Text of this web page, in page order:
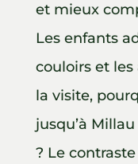
et mieux
Les enfants
couloirs et
la visite,
jusqu’à
? Le